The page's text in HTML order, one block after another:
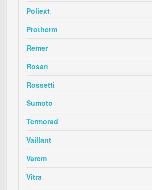
Poliext
Protherm
Remer
Rosan
Rossetti
Sumoto
Termorad
Vaillant
Varem
Vitra